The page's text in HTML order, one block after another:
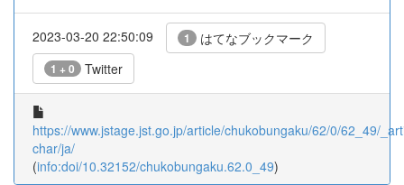
2023-03-20 22:50:09 1 はてなブックマーク
1 + 0 Twitter
https://www.jstage.jst.go.jp/article/chukobungaku/62/0/62_49/
char/ja/
(info:doi/10.32152/chukobungaku.62.0_49)